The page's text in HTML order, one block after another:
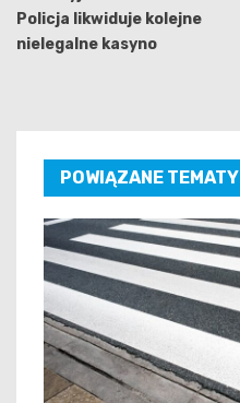
Policja likwiduje kolejne
nielegalne kasyno
POWIĄZANE TEMATY